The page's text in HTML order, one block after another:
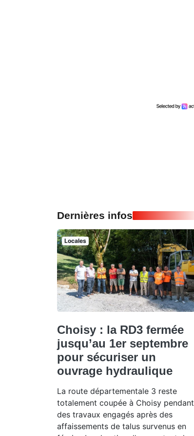
Dernières infos
Locales
Choisy : la RD3 fermée
jusqu’au 1er septembre
pour sécuriser un
ouvrage hydraulique
La route départementale 3 reste
totalement coupée à Choisy pendant
des travaux engagés après des
affaissements de talus survenus en